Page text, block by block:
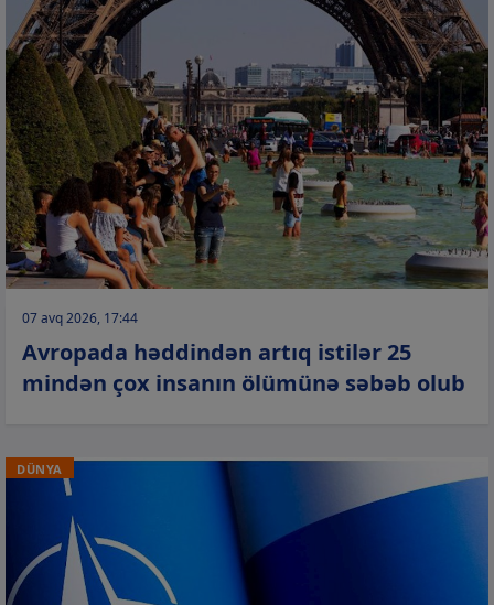
07 avq 2026, 17:44
Avropada həddindən artıq istilər 25
mindən çox insanın ölümünə səbəb olub
DÜNYA